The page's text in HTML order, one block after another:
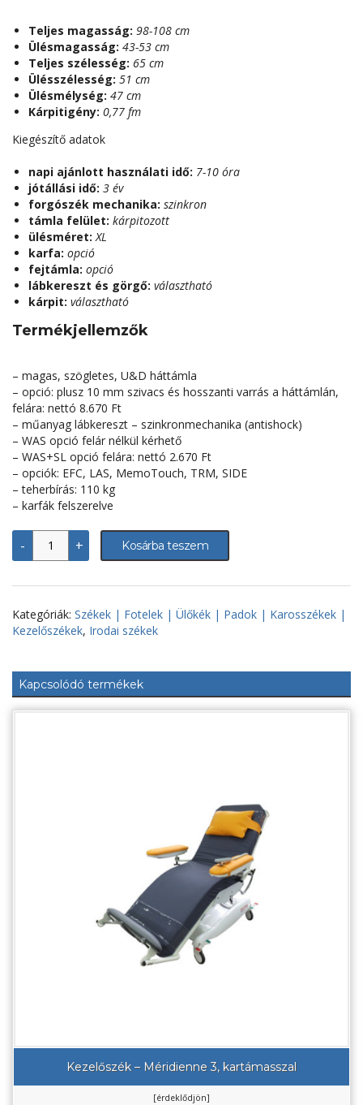
Teljes magasság: 98-108 cm
Ülésmagasság: 43-53 cm
Teljes szélesség: 65 cm
Ülésszélesség: 51 cm
Ülésmélység: 47 cm
Kárpitigény: 0,77 fm
Kiegészítő adatok
napi ajánlott használati idő: 7-10 óra
jótállási idő: 3 év
forgószék mechanika: szinkron
támla felület: kárpitozott
ülésméret:XL
karfa: opció
fejtámla: opció
lábkereszt és görgő: választható
kárpit: választható
Termékjellemzők
– magas, szögletes, U&D háttámla
– opció: plusz 10 mm szivacs és hosszanti varrás a háttámlán,
felára: nettó 8.670 Ft
– műanyag lábkereszt – szinkronmechanika (antishock)
– WAS opció felár nélkül kérhető
– WAS+SL opció felára: nettó 2.670 Ft
– opciók: EFC, LAS, MemoTouch, TRM, SIDE
– teherbírás: 110 kg
– karfák felszerelve
-
Irodai
forgószék,
Cinque
+ Kosárba teszem
Kategóriák: Székek | Fotelek | Ülőkék | Padok | Karosszékek |
Kezelőszékek, Irodai székek
Kapcsolódó termékek
Kezelőszék – Méridienne 3, kartámasszal
[érdeklődjön]